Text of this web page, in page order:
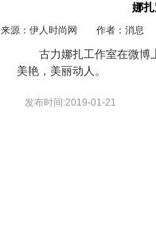
娜
来源：伊人时尚网 作者：消息
古力娜扎工作室在微博上
美艳，美丽动人。
发布时间:2019-01-21